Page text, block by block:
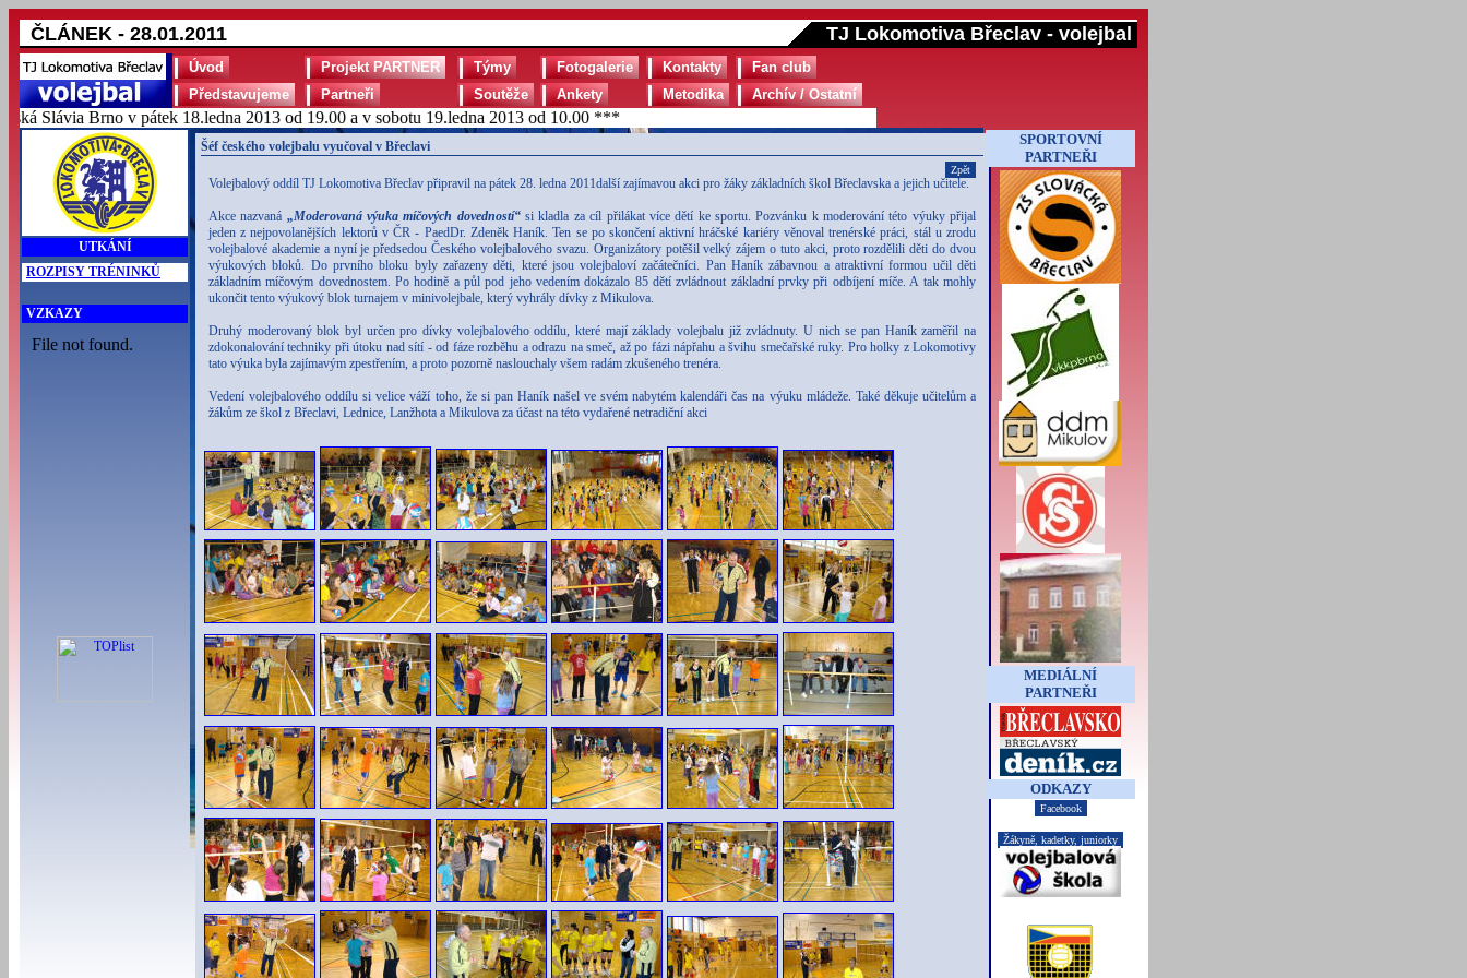
ČLÁNEK - 28.01.2011 TJ Lokomotiva Břeclav - volejbal
Úvod Projekt PARTNER Týmy Fotogalerie Kontakty
Fan club
Představujeme
Partneři Soutěže Ankety Metodika Archív / Ostatní
Brno v pátek 18.ledna 2013 od 19.00 a v sobotu 19.ledna 2013 od 10.00 ***
UTKÁNÍ
ROZPISY TRÉNINKŮ
VZKAZY
Šéf českého volejbalu vyučoval v Břeclavi
Zpět
Volejbalový oddíl TJ Lokomotiva Břeclav připravil na pátek 28. ledna 2011další zajímavou akci pro žáky základních škol Břeclavska a jejich učitele.
Akce nazvaná „Moderovaná výuka míčových dovedností“si kladla za cíl přilákat více dětí ke sportu. Pozvánku k moderování této výuky přijal
jeden z nejpovolanějších lektorů v ČR - PaedDr. Zdeněk Haník. Ten se po skončení aktivní hráčské kariéry věnoval trenérské práci, stál u zrodu
volejbalové akademie a nyní je předsedou Českého volejbalového svazu. Organizátory potěšil velký zájem o tuto akci, proto rozdělili děti do dvou
výukových bloků. Do prvního bloku byly zařazeny děti, které jsou volejbaloví začátečníci. Pan Haník zábavnou a atraktivní formou učil děti
základním míčovým dovednostem. Po hodině a půl pod jeho vedením dokázalo 85 dětí zvládnout základní prvky při odbíjení míče. A tak mohly
ukončit tento výukový blok turnajem v minivolejbale, který vyhrály dívky z Mikulova.
Druhý moderovaný blok byl určen pro dívky volejbalového oddílu, které mají základy volejbalu již zvládnuty. U nich se pan Haník zaměřil na
zdokonalování techniky při útoku nad sítí - od fáze rozběhu a odrazu na smeč, až po fázi nápřahu a švihu smečařské ruky. Pro holky z Lokomotivy
tato výuka byla zajímavým zpestřením, a proto pozorně naslouchaly všem radám zkušeného trenéra.
Vedení volejbalového oddílu si velice váží toho, že si pan Haník našel ve svém nabytém kalendáři čas na výuku mládeže. Také děkuje učitelům a
žákům ze škol z Břeclavi, Lednice, Lanžhota a Mikulova za účast na této vydařené netradiční akci
SPORTOVNÍ
PARTNEŘI
MEDIÁLNÍ
PARTNEŘI
ODKAZY
Facebook
Žákyně, kadetky, juniorky